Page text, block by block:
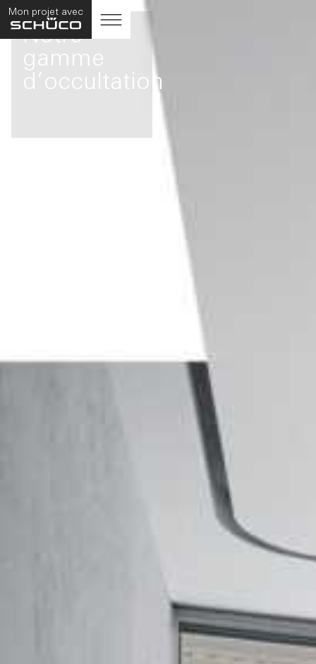
Mon projet avec
Notre
gamme
d’occultation